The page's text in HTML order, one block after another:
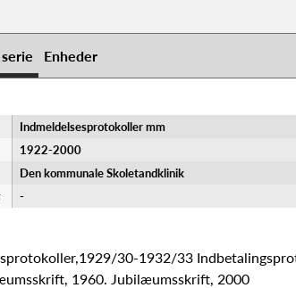
Enheder
Indmeldelsesprotokoller mm
1922-​2000
Den kommunale Skoletandklinik
-
30-1932/33
1960. Jubilæumsskrift, 2000